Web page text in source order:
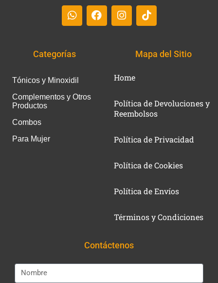
Categorías
Tónicos y Minoxidil
Complementos y Otros
Productos
Combos
Para Mujer
Mapa del Sitio
Home
Política de Devoluciones y
Reembolsos
Política de Privacidad
Política de Cookies
Política de Envíos
Términos y Condiciones
Contáctenos